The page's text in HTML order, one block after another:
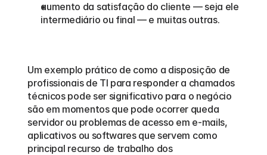
aumento da satisfação do cliente — seja ele
intermediário ou final — e muitas outras.
Um exemplo prático de como a disposição de
profissionais de TI para responder a chamados
técnicos pode ser significativo para o negócio
são em momentos que pode ocorrer queda
servidor ou problemas de acesso em e-mails,
aplicativos ou softwares que servem como
principal recurso de trabalho dos